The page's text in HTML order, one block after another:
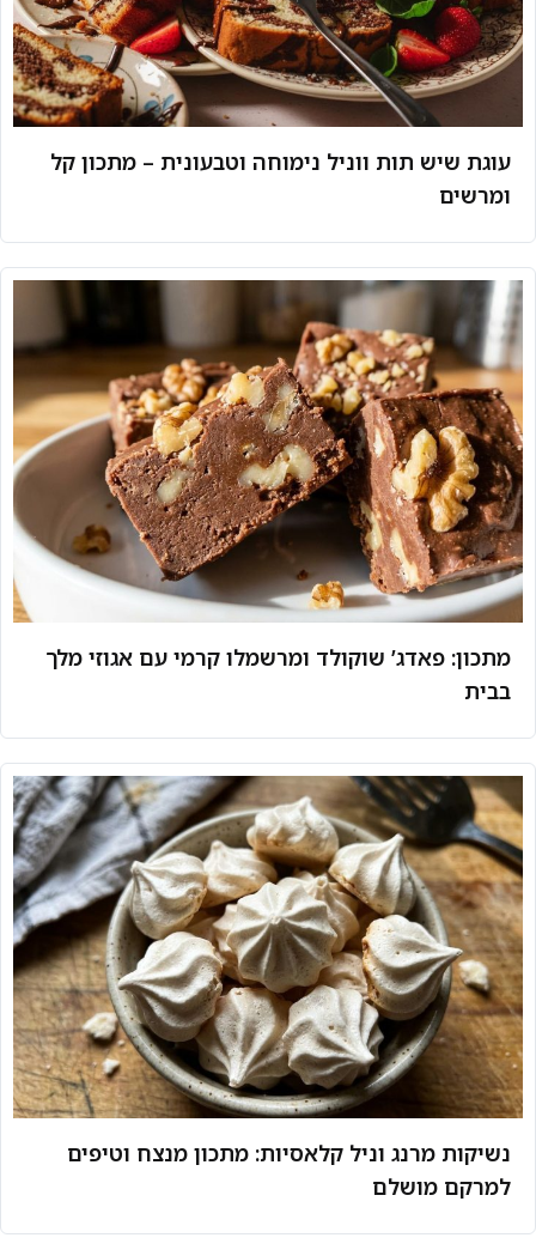
עוגת שיש תות ווניל נימוחה וטבעונית – מתכון קל
ומרשים
מתכון: פאדג’ שוקולד ומרשמלו קרמי עם אגוזי מלך
בבית
נשיקות מרנג וניל קלאסיות: מתכון מנצח וטיפים
למרקם מושלם